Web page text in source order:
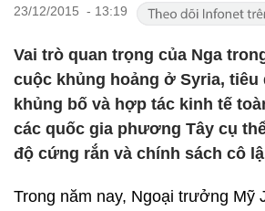
23/12/2015 - 13:19
Vai trò quan trọng của Nga
cuộc khủng hoảng ở Syria, tiêu
khủng bố và hợp tác kinh tế
các quốc gia phương Tây cụ
độ cứng rắn và chính sách cô
Trong năm nay, Ngoại trưởng Mỹ